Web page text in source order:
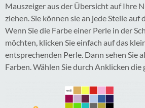
Mauszeiger aus der Übersicht auf Ihre
ziehen. Sie können sie an jede Stelle
Wenn Sie die Farbe einer Perle in der
möchten, klicken Sie einfach auf das
entsprechenden Perle. Dann sehen Sie
Farben. Wählen Sie durch Anklicken die